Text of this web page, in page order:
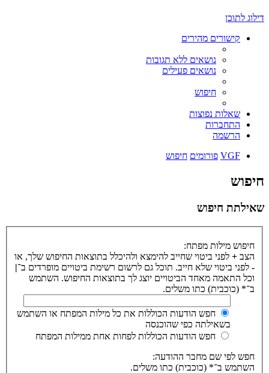
דילוג לתוכן
קישורים מהירים
נושאים ללא תגובות
נושאים פעילים
חיפוש
שאלות נפוצות
התחברות
הרשמה
VGF פורומים חיפוש
חיפוש
שאילתת חיפוש
חיפוש מילות מפתח:
הצב + לפני ביטוי שחייב להימצא ולהיכלל בתוצאות החיפוש שלך, או
- לפני ביטוי שלא חייב. תוכל גם לרשום רשימת ביטויים מופרדים ב־|
וכל התאמה מאחד הביטויים יוצג לך בתוצאות החיפוש. השתמש
ב־* (כוכבית) כתו משלים.
חפש הודעות הכוללות את כל מילות המפתח או השתמש
בשאילתה כפי שהוכנסה
חפש הודעות הכוללות לפחות אחת ממילות המפתח
חפש לפי שם מחבר ההודעה:
השתמש ב־* (כוכבית) כתו משלים.